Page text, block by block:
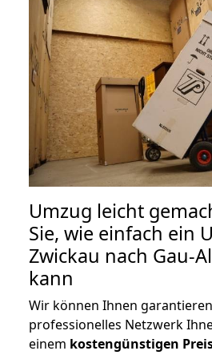
Umzug leicht
Sie, wie einfach ein
Zwickau nach Gau-
kann
Wir können Ihnen
professionelles Netzwerk
einem kostengünstigen